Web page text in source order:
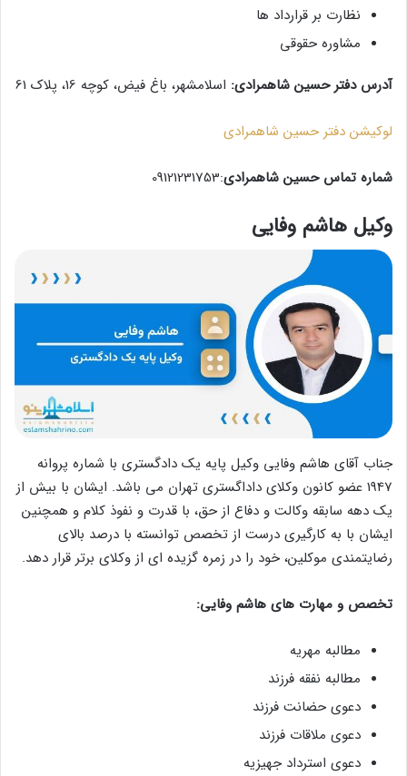
نظارت بر قرارداد ها
مشاوره حقوقی
آدرس دفتر حسین شاهمرادی: اسلامشهر، باغ فیض، کوچه 16، پلاک 61
لوکیشن دفتر حسین شاهمرادی
شماره تماس حسین شاهمرادی:09121231753
وکیل هاشم وفایی
جناب آقای هاشم وفایی وکیل پایه یک دادگستری با شماره پروانه
1947 عضو کانون وکلای داداگستری تهران می باشد. ایشان با بیش از
یک دهه سابقه وکالت و دفاع از حق، با قدرت و نفوذ کلام و همچنین
ایشان با به کارگیری درست از تخصص توانسته با درصد بالای
رضایتمندی موکلین، خود را در زمره گزیده ای از وکلای برتر قرار دهد.
تخصص و مهارت های هاشم وفایی:
مطالبه مهریه
مطالبه نفقه فرزند
دعوی حضانت فرزند
دعوی ملاقات فرزند
دعوی استرداد جهیزیه